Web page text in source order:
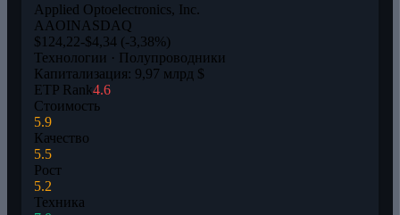
Applied Optoelectronics, Inc.
AAOINASDAQ
$124,22-$4,34 (-3,38%)
Технологии · Полупроводники
Капитализация: 9,97 млрд $
ETP Rank4.6
Стоимость
5.9
Качество
5.5
Рост
5.2
Техника